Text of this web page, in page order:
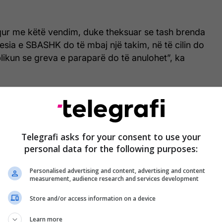
me këtë vendim, duke theksuar se tash brenda
e SBASHK do të mbaj një takim, në të cilin do
se greva e paraparë do të anulohet”, ka
më një vendim të duhur dhe presim që tash
në Kuvendin e Kosovës.
u kishte kërcënuar me grevë në datën 13 prill,
nuk dërgohet për miratim në Kuvend. /Telegrafi/
Telegrafi asks for your consent to use your
personal data for the following purposes:
Personalised advertising and content, advertising and content
measurement, audience research and services development
Store and/or access information on a device
Learn more